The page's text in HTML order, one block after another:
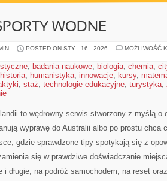
WODNE
POSTED ON STY - 16 - 2026
MOŻLIWOŚĆ
, badania naukowe, biologia, chemia,
historia, humanistyka, innowacje, kursy,
, staż, technologie edukacyjne, turystyka,
to wędrowny serwis stworzony z myślą o
wyprawę do Australii albo po prostu chcą
gdzie sprawdzone tipy spotykają się z
się w prawdziwe doświadczanie
i długie, na podróż samochodem, na reset